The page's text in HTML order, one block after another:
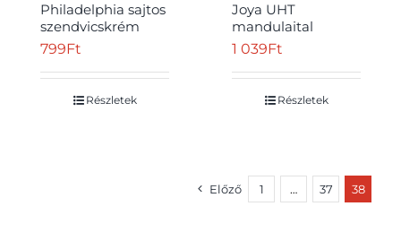
Philadelphia sajtos
szendvicskrém
zöldfűszerekkel 125
799Ft
Részletek
Joya UHT
mandulaital
kalciummal és
1 l
1 039Ft
Részletek
Előző 1 … 37 38